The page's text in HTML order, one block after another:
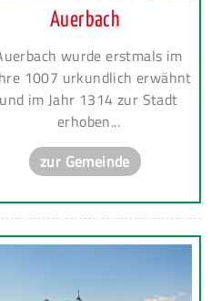
Auerbach
wurde erstmals im
1007 urkundlich erwähnt
und im Jahr 1314 zur Stadt
erhoben...
zur Gemeinde